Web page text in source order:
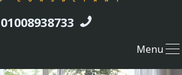
01008938733
Menu